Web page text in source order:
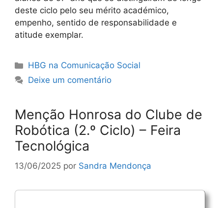
deste ciclo pelo seu mérito académico,
empenho, sentido de responsabilidade e
atitude exemplar.
Categorias
HBG na Comunicação Social
Deixe um comentário
Menção Honrosa do Clube de
Robótica (2.º Ciclo) – Feira
Tecnológica
13/06/2025 por Sandra Mendonça